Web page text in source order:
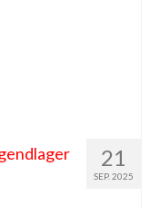
21
SEP. 2025